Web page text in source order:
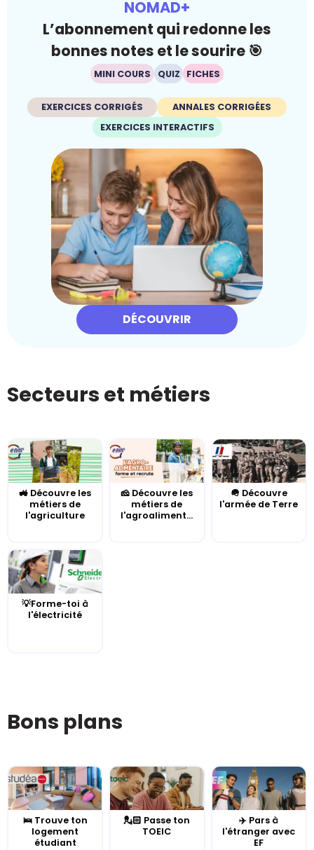
NOMAD+
L’abonnement qui redonne les
bonnes notes et le sourire 🎯
MINI COURS QUIZ FICHES
EXERCICES CORRIGÉS
ANNALES CORRIGÉES
EXERCICES INTERACTIFS
DÉCOUVRIR
Secteurs et métiers
🚜 Découvre les
métiers de
l'agriculture
🧀 Découvre les
métiers de
l'agroaliment...
🪖 Découvre
l'armée de Terre
💡Forme-toi à
l'électricité
Bons plans
🛌 Trouve ton
logement
étudiant
💂🏻 Passe ton
TOEIC
✈️ Pars à
l'étranger avec
EF